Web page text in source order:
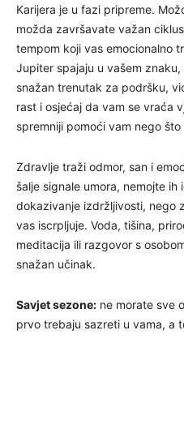
Karijera je u fazi pripreme.
možda završavate važan
tempom koji vas emocionalno
Jupiter spajaju u vašem
snažan trenutak za podršku,
rast i osjećaj da vam se vraća
spremniji pomoći vam nego
Zdravlje traži odmor, san i
šalje signale umora, nemojte
dokazivanje izdržljivosti, nego
vas iscrpljuje. Voda, tišina,
meditacija ili razgovor s
snažan učinak.
Savjet sezone: ne morate sve
prvo trebaju sazreti u vama, a